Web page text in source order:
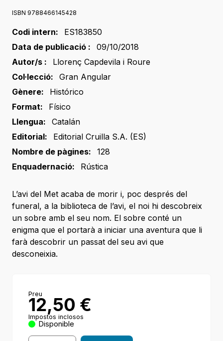
ISBN 9788466145428
Codi intern:
ES183850
Data de publicació :
09/10/2018
Autor/s :
Llorenç Capdevila i Roure
Col·lecció:
Gran Angular
Gènere:
Histórico
Format:
Físico
Llengua:
Catalán
Editorial:
Editorial Cruilla S.A. (ES)
Nombre de pàgines:
128
Enquadernació:
Rústica
L’avi del Met acaba de morir i, poc després del
funeral, a la biblioteca de l’avi, el noi hi descobreix
un sobre amb el seu nom. El sobre conté un
enigma que el portarà a iniciar una aventura que li
farà descobrir un passat del seu avi que
desconeixia.
Preu
12,50 €
Impostos inclosos
Disponible